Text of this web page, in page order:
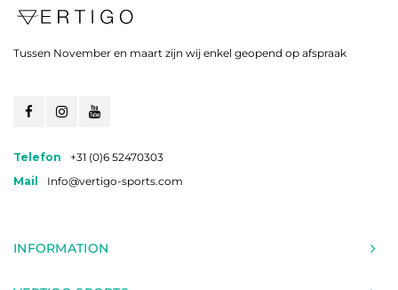
Tussen November en maart zijn wij enkel geopend op afspraak
Telefon
+31 (0)6 52470303
Mail
Info@vertigo-sports.com
INFORMATION